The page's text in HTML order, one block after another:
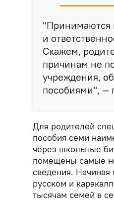
"Принимаются
и
Скажем,
причинам не
учреждения,
пособиями", —
Для родителей
пособия семи
через школьные
помещены самые
сведения. Начиная
русском и
тысячам семей в